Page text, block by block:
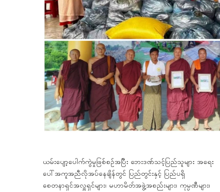
ယမ်းပျော့ပေါက်ကွဲမှုဖြစ်စဉ်အပြီး ဘေးဒဏ်သင့်ပြည်သူများ အရေး
ပေါ်အကူအညီလိုအပ်နေချိန်တွင် ပြည်တွင်းနှင့် ပြည်ပရှိ
စေတနာရှင်အလှူရှင်များ၊ မဟာမိတ်အဖွဲ့အစည်းများ၊ ကုမ္ပဏီများ၊